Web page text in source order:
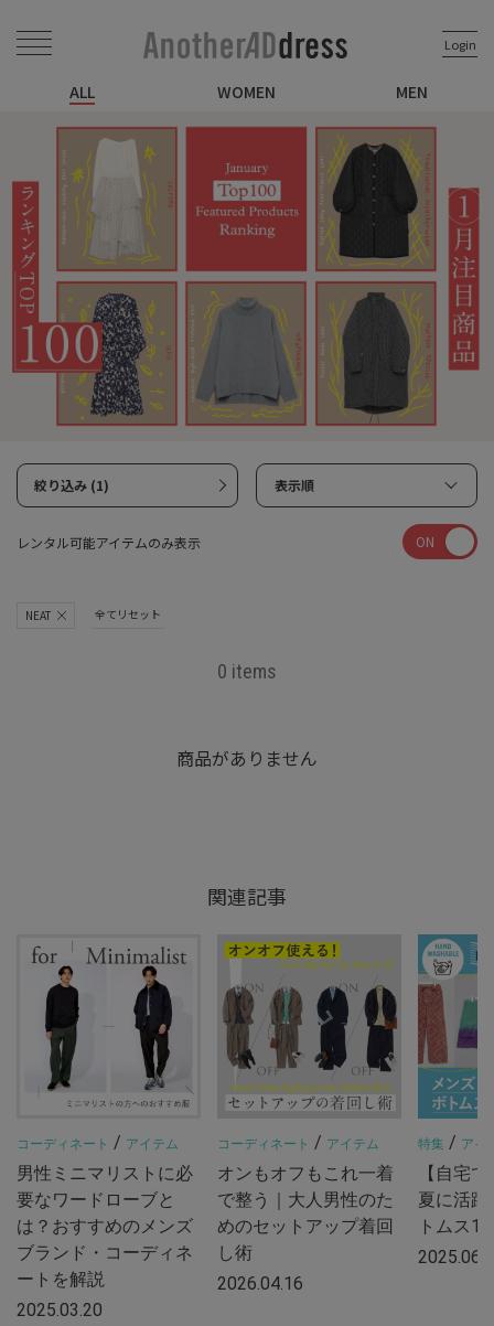
Login
ALL WOMEN MEN
絞り込み (1) 表示順
レンタル可能アイテムのみ表示 ON
NEAT 全てリセット
0 items
商品がありません
関連記事
コーディネート / アイテム
男性ミニマリストに必
要なワードローブと
は？おすすめのメンズ
ブランド・コーディネ
ートを解説
2025.03.20
コーディネート / アイテム
オンもオフもこれ一着
で整う｜大人男性のた
めのセットアップ着回
し術
2026.04.16
特集 / アイ
【自宅
夏に活躍
トムス